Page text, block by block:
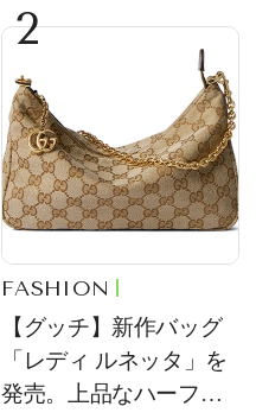
2
FASHION
【グッチ】新作バッグ
「レディ ルネッタ」を
発売。上品なハーフム